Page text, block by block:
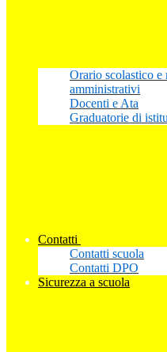
Orario scolastico
amministrativi
Docenti e Ata
Graduatorie di
Contatti
Contatti scuola
Contatti DPO
Sicurezza a scuola